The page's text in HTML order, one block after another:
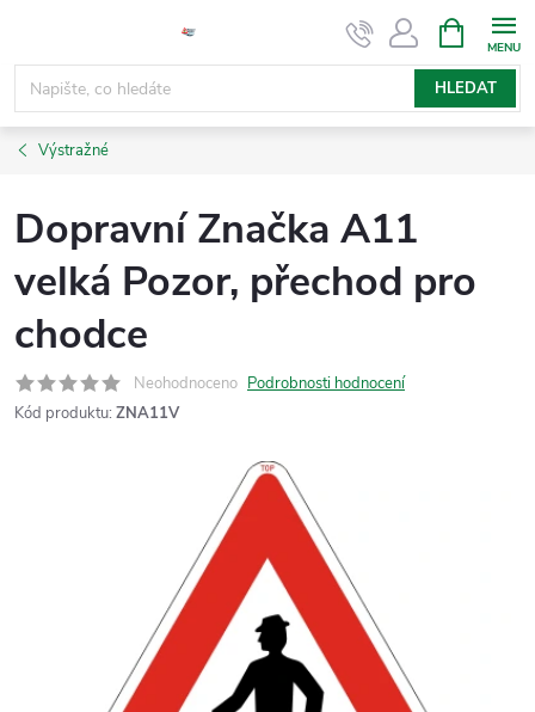
obsah
HLEDAT
NÁKUPNÍ
KOŠÍK
Výstražné
Dopravní Značka A11
velká Pozor, přechod pro
chodce
Neohodnoceno Podrobnosti hodnocení
Kód produktu: ZNA11V